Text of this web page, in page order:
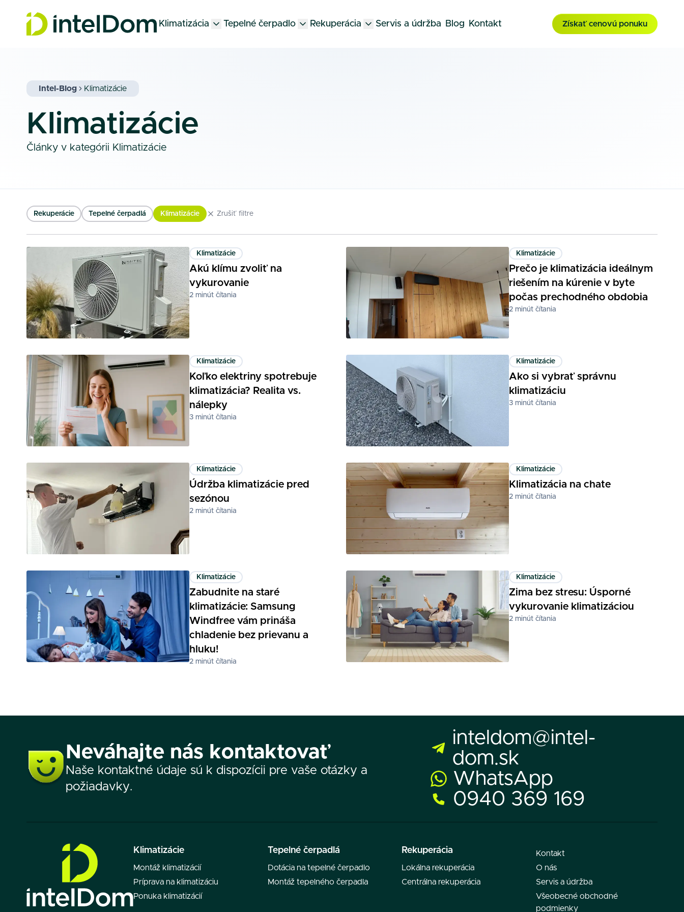
Klimatizácia Tepelné čerpadlo Rekuperácia Servis a údržba Blog Kontakt Získať cenovú ponuku
Intel-Blog Klimatizácie
Klimatizácie
Články v kategórii Klimatizácie
Rekuperácie Tepelné čerpadlá Klimatizácie Zrušiť filtre
Klimatizácie
Akú klímu zvoliť na
vykurovanie
2 minút čítania
Klimatizácie
Prečo je klimatizácia ideálnym
riešením na kúrenie v byte
počas prechodného obdobia
2 minút čítania
Klimatizácie
Koľko elektriny spotrebuje
klimatizácia? Realita vs.
nálepky
3 minút čítania
Klimatizácie
Ako si vybrať správnu
klimatizáciu
3 minút čítania
Klimatizácie
Údržba klimatizácie pred
sezónou
2 minút čítania
Klimatizácie
Klimatizácia na chate
2 minút čítania
Klimatizácie
Zabudnite na staré
klimatizácie: Samsung
Windfree vám prináša
chladenie bez prievanu a
hluku!
2 minút čítania
Klimatizácie
Zima bez stresu: Úsporné
vykurovanie klimatizáciou
2 minút čítania
Neváhajte nás kontaktovať
Naše kontaktné údaje sú k dispozícii pre vaše otázky a
požiadavky.
inteldom@intel-
dom.sk
WhatsApp
0940 369 169
Klimatizácie
Montáž klimatizácií
Príprava na klimatizáciu
Ponuka klimatizácií
Tepelné čerpadlá
Dotácia na tepelné čerpadlo
Montáž tepelného čerpadla
Rekuperácia
Lokálna rekuperácia
Centrálna rekuperácia
Kontakt
O nás
Servis a údržba
Všeobecné obchodné
podmienky